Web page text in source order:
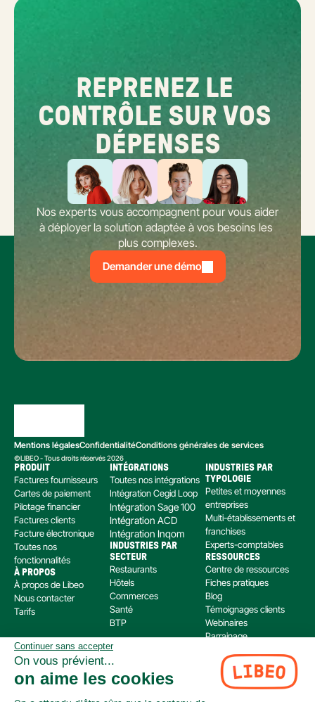
REPRENEZ LE
CONTRÔLE SUR VOS
DÉPENSES
Nos experts vous accompagnent pour vous aider
à déployer la solution adaptée à vos besoins les
plus complexes.
Demander une démo
Mentions légalesConfidentialitéConditions générales de services
©LIBEO - Tous droits réservés 2026
Libeo, société par actions simplifiée immatriculée au RCS de Créteil, dont le siège social
est situé au 112 Avenue de Paris, 94300 Vincennes, est enregistré auprès de l’Organisme
pour le Registre Unique des Intermédiaires en assurance, banque et finance (ORIAS) sous
le numéro 220 063 49 en tant que (i) courtier en opérations de banque et en services de
PRODUIT
Factures fournisseurs
Cartes de paiement
Pilotage financier
Factures clients
Facture électronique
Toutes nos
fonctionnalités
À PROPOS
À propos de Libeo
Nous contacter
Tarifs
INTÉGRATIONS
Toutes nos intégrations
Intégration Cegid Loop
Intégration Sage 100
Intégration ACD
Intégration Inqom
INDUSTRIES PAR
SECTEUR
Restaurants
Hôtels
Commerces
Santé
BTP
INDUSTRIES PAR
TYPOLOGIE
Petites et moyennes
entreprises
Multi-établissements et
franchises
Experts-comptables
RESSOURCES
Centre de ressources
Fiches pratiques
Blog
Témoignages clients
Webinaires
Parrainage
Continuer sans accepter
On vous prévient...
on aime les cookies